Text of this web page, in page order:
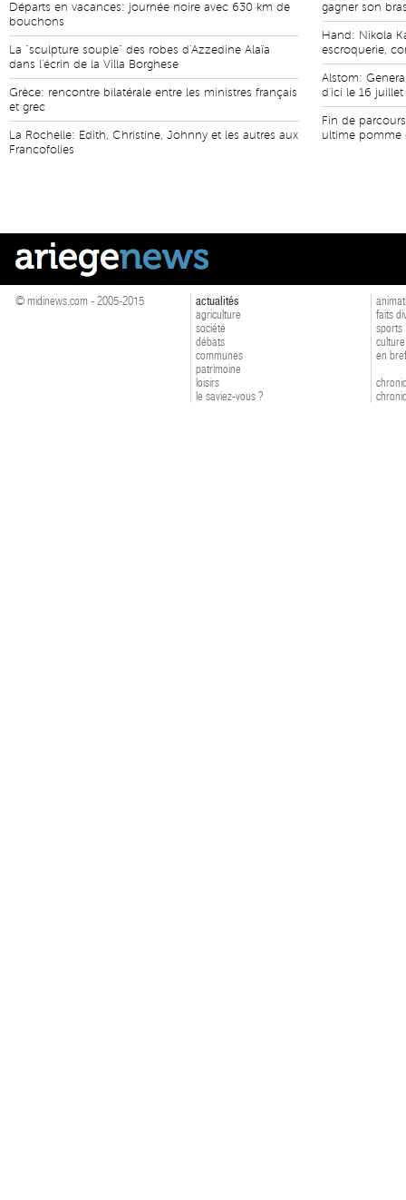
Départs en vacances: journée noire avec 630 km de
bouchons
La "sculpture souple" des robes d'Azzedine Alaïa
dans l'écrin de la Villa Borghese
Grèce: rencontre bilatérale entre les ministres français
et grec
La Rochelle: Edith, Christine, Johnny et les autres aux
Francofolies
gagner son
Hand: Nikola
escroquerie,
Alstom:
d'ici le 16 juillet
Fin de
ultime pomme
© midinews.com - 2005-2015
actualités
agriculture
société
débats
communes
patrimoine
loisirs
le saviez-vous ?
faits
sports
culture
en bref